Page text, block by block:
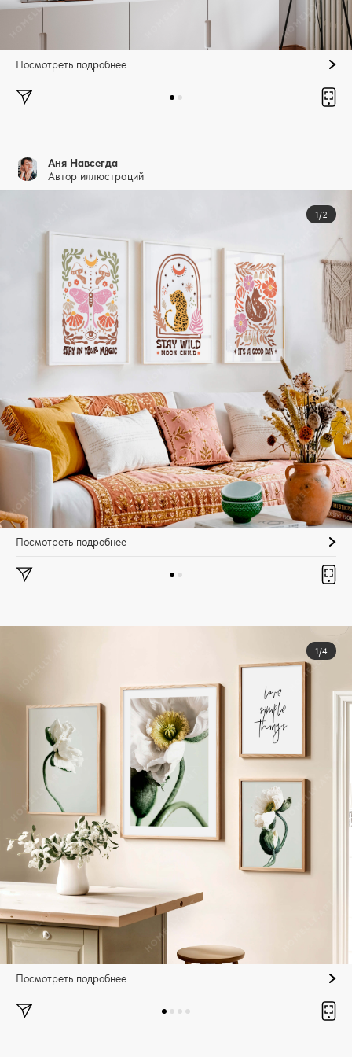
Посмотреть подробнее
Аня Навсегда
Автор иллюстраций
1/2
Посмотреть подробнее
1/4
Посмотреть подробнее